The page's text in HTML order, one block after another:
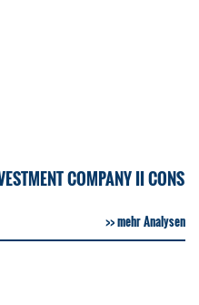
COMPANY II CONS
mehr Analysen